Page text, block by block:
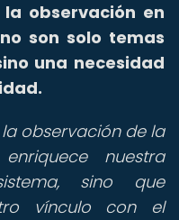
observación en
son solo temas
una necesidad
observación de la
nuestra
sino que
vínculo con el